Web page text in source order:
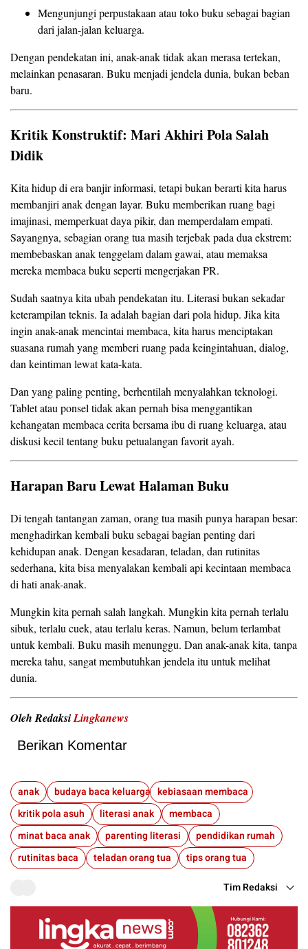
Mengunjungi perpustakaan atau toko buku sebagai bagian
dari jalan-jalan keluarga.
Dengan pendekatan ini, anak-anak tidak akan merasa tertekan,
melainkan penasaran. Buku menjadi jendela dunia, bukan beban
baru.
Kritik Konstruktif: Mari Akhiri Pola Salah
Didik
Kita hidup di era banjir informasi, tetapi bukan berarti kita harus
membanjiri anak dengan layar. Buku memberikan ruang bagi
imajinasi, memperkuat daya pikir, dan memperdalam empati.
Sayangnya, sebagian orang tua masih terjebak pada dua ekstrem:
membebaskan anak tenggelam dalam gawai, atau memaksa
mereka membaca buku seperti mengerjakan PR.
Sudah saatnya kita ubah pendekatan itu. Literasi bukan sekadar
keterampilan teknis. Ia adalah bagian dari pola hidup. Jika kita
ingin anak-anak mencintai membaca, kita harus menciptakan
suasana rumah yang memberi ruang pada keingintahuan, dialog,
dan keintiman lewat kata-kata.
Dan yang paling penting, berhentilah menyalahkan teknologi.
Tablet atau ponsel tidak akan pernah bisa menggantikan
kehangatan membaca cerita bersama ibu di ruang keluarga, atau
diskusi kecil tentang buku petualangan favorit ayah.
Harapan Baru Lewat Halaman Buku
Di tengah tantangan zaman, orang tua masih punya harapan besar:
menghadirkan kembali buku sebagai bagian penting dari
kehidupan anak. Dengan kesadaran, teladan, dan rutinitas
sederhana, kita bisa menyalakan kembali api kecintaan membaca
di hati anak-anak.
Mungkin kita pernah salah langkah. Mungkin kita pernah terlalu
sibuk, terlalu cuek, atau terlalu keras. Namun, belum terlambat
untuk kembali. Buku masih menunggu. Dan anak-anak kita, tanpa
mereka tahu, sangat membutuhkan jendela itu untuk melihat
dunia.
Oleh RedaksiLingkanews
Berikan Komentar
anak budaya baca keluarga kebiasaan membaca
kritik pola asuh
literasi anak
membaca
minat baca anak
parenting literasi
pendidikan rumah
rutinitas baca
teladan orang tua tips orang tua
Tim Redaksi